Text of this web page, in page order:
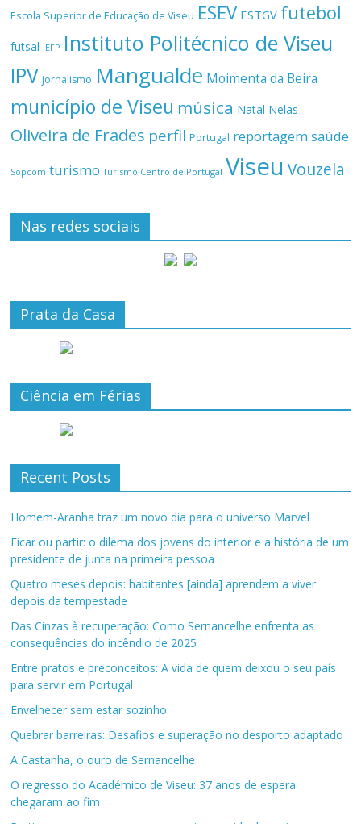
Escola Superior de Educação de Viseu ESEV ESTGV futebol
futsal IEFP Instituto Politécnico de Viseu
IPV jornalismo Mangualde Moimenta da Beira
município de Viseu música Natal Nelas
Oliveira de Frades perfil Portugal reportagemsaúde
Sopcom turismo Turismo Centro de Portugal Viseu Vouzela
Nas redes sociais
Prata da Casa
Ciência em Férias
Recent Posts
Homem-Aranha traz um novo dia para o universo Marvel
Ficar ou partir: o dilema dos jovens do interior e a história de um
presidente de junta na primeira pessoa
Quatro meses depois: habitantes [ainda] aprendem a viver
depois da tempestade
Das Cinzas à recuperação: Como Sernancelhe enfrenta as
consequências do incêndio de 2025
Entre pratos e preconceitos: A vida de quem deixou o seu país
para servir em Portugal
Envelhecer sem estar sozinho
Quebrar barreiras: Desafios e superação no desporto adaptado
A Castanha, o ouro de Sernancelhe
O regresso do Académico de Viseu: 37 anos de espera
chegaram ao fim